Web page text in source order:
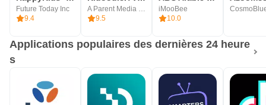
Future Today Inc
9.4
A Parent Media Co. Inc.
9.5
iMooBee
10.0
Applications populaires des dernières 24 heure
s